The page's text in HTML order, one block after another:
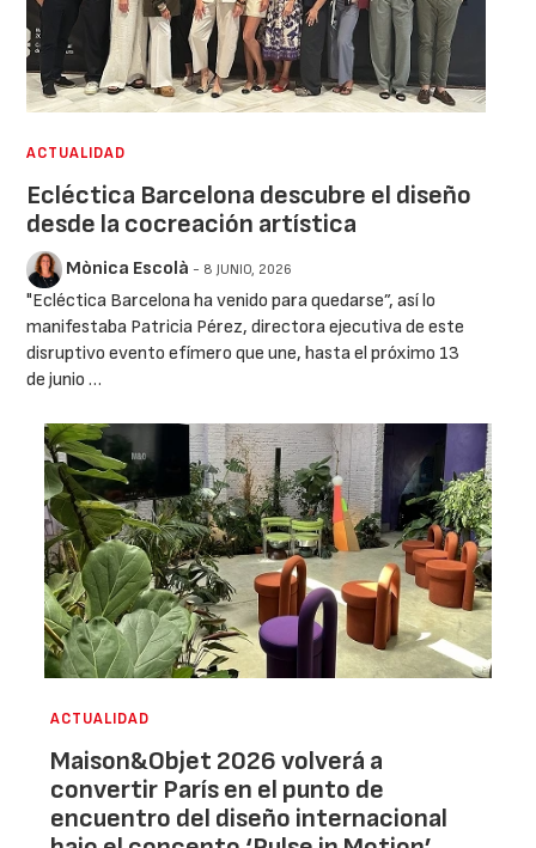
ACTUALIDAD
Ecléctica Barcelona descubre el diseño
desde la cocreación artística
Mònica Escolà - 8 JUNIO, 2026
"Ecléctica Barcelona ha venido para quedarse”, así lo
manifestaba Patricia Pérez, directora ejecutiva de este
disruptivo evento efímero que une, hasta el próximo 13
de junio …
ACTUALIDAD
Maison&Objet 2026 volverá a
convertir París en el punto de
encuentro del diseño internacional